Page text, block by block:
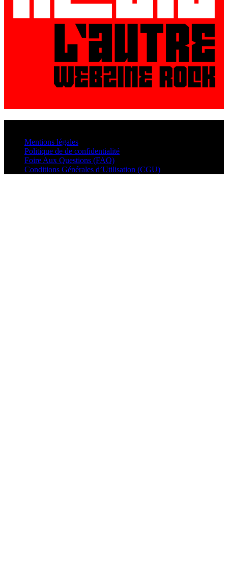
Mentions légales
Politique de de confidentialité
Foire Aux Questions (FAQ)
Conditions Générales d’Utilisation (CGU)